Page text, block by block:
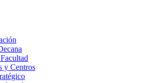
y Centros